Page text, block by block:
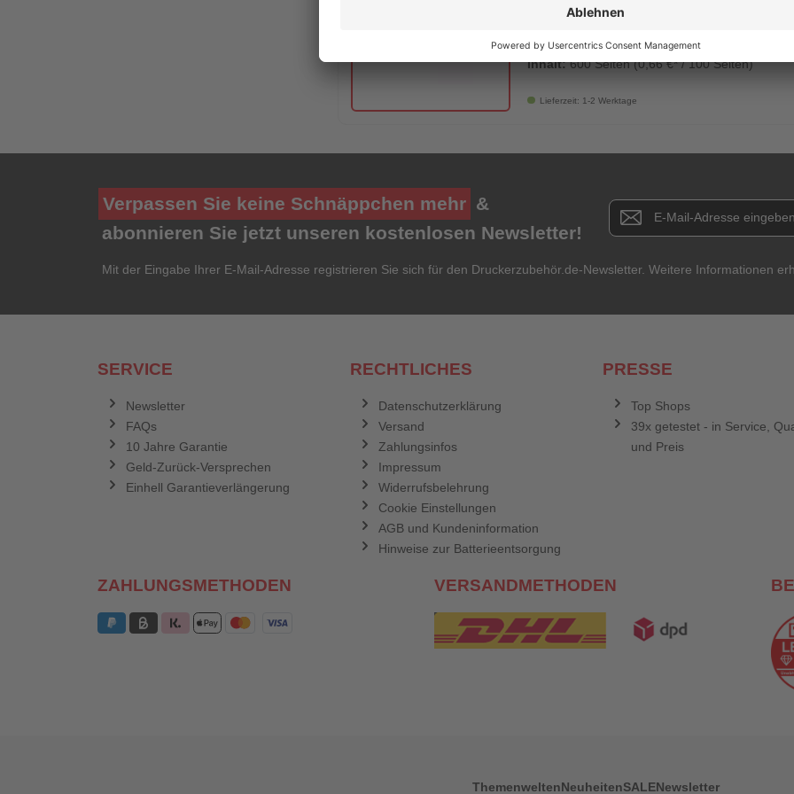
Testsieger Tinte
kein Verlust der Gerätegarantie
Inhalt:600 Seiten (0,66 €* / 100 Seiten)
Lieferzeit: 1-2 Werktage
Verpassen Sie keine Schnäppchen mehr &
abonnieren Sie jetzt unseren kostenlosen Newsletter!
Newsletter E-Mail Adresse
Mit der Eingabe Ihrer E-Mail-Adresse registrieren Sie sich für den Druckerzubehör.de-Newsletter. Weitere Informationen
SERVICE
Newsletter
FAQs
10 Jahre Garantie
Geld-Zurück-Versprechen
Einhell Garantieverlängerung
RECHTLICHES
Datenschutzerklärung
Versand
Zahlungsinfos
Impressum
Widerrufsbelehrung
Cookie Einstellungen
AGB und Kundeninformation
Hinweise zur Batterieentsorgung
PRESSE
Top Shops
39x getestet - in Service,
und Preis
ZAHLUNGSMETHODEN VERSANDMETHODEN
ThemenweltenNeuheitenSALENewsletter